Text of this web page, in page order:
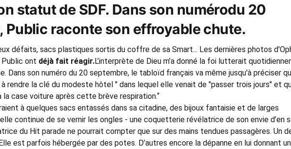
statut de SDF. Dans son numérodu 20
Public raconte son effroyable chute.
défaits, sacs plastiques sortis du coffre de sa Smart... Les dernières photos
Public ont déjà fait réagir.L’interprète de Dieu m’a donné la foi lutterait
Dans son numéro du 20 septembre, le tabloïd français va même jusqu'à préciser
rendre la clé du modeste hôtel " dans lequel elle venait de "passer trois jours" et
la case voiture après cette brève respiration.“
à quelques sacs entassés dans sa citadine, des bijoux fantaisie et de larges
continue de se vernir les ongles - une coquetterie révélatrice de son envie d’en
du Hit parade ne pourrait compter que sur des mains tendues passagères. Un
est parfois hébergée par des potes. D’autres encore la dépanne en lui donnant